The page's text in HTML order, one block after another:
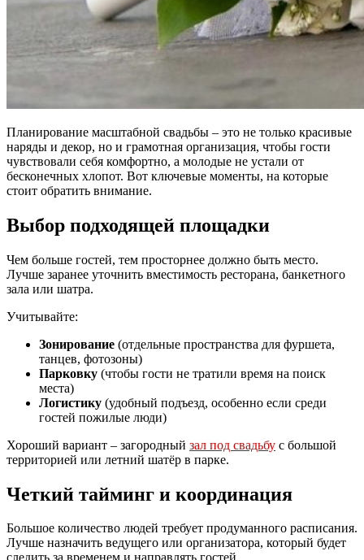
Планирование масштабной свадьбы – это не только красивые
наряды и декор, но и грамотная организация, чтобы гости
чувствовали себя комфортно, а молодые не устали от
бесконечных хлопот. Вот ключевые моменты, на которые
стоит обратить внимание.
Выбор подходящей площадки
Чем больше гостей, тем просторнее должно быть место.
Лучше заранее уточнить вместимость ресторана, банкетного
зала или шатра.
Учитывайте:
Зонирование (отдельные пространства для фуршета,
танцев, фотозоны)
Парковку (чтобы гости не тратили время на поиск
места)
Логистику (удобный подъезд, особенно если среди
гостей пожилые люди)
Хороший вариант – загородный зал под свадьбу с большой
территорией или летний шатёр в парке.
Четкий тайминг и координация
Большое количество людей требует продуманного расписания.
Лучше назначить ведущего или организатора, который будет